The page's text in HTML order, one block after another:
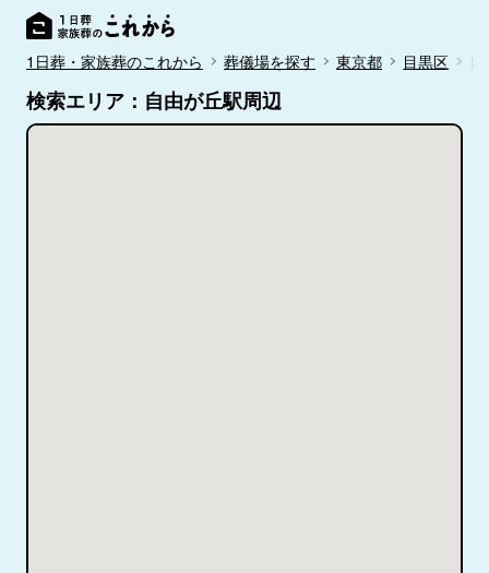
1日葬・家族葬のこれから 葬儀場を探す 東京都 目黒区
検索エリア：自由が丘駅周辺